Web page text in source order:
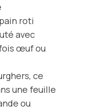
roti
avec
œuf ou
ce
une feuille
ou